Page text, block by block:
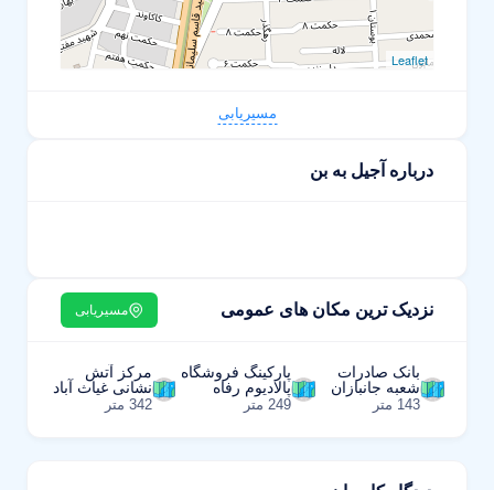
Leaflet
مسیریابی
درباره آجیل به بن
نزدیک ترین مکان های عمومی مسیریابی
بانک صادرات
شعبه جانبازان
143 متر
پارکینگ فروشگاه
پالادیوم رفاه
249 متر
مرکز آتش
نشانی غیاث آباد
342 متر